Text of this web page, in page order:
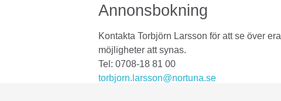
Annonsbokning
Kontakta Torbjörn Larsson för att se över era
möjligheter att synas.
Tel: 0708-18 81 00
torbjorn.larsson@nortuna.se